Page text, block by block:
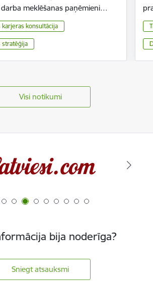
darba meklēšanas paņēmieni…
karjeras konsultācija
stratēģija
Visi notikumi
bija noderīga?
Sniegt atsauksmi